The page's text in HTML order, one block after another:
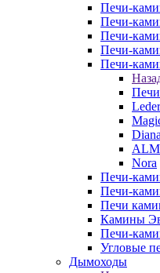
Печи-
Печи-
Печи-
Печи-
Печи-
Diana
Nora
Печи-
Печи-
Печи
Камины
Печи-
Угловые
Дымоходы